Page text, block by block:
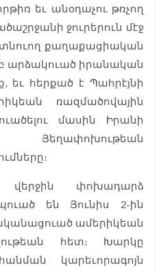
եւ անօդաչու թռչող
ջուրերուն մէջ
քաղաքացիական
արձակուած իրանական
եւ հերքած է Պահրէյնի
ռազմածովային
մասին Իրանի
վերջին փոխադարձ
են Յունիս 2-ին
ամերիկեան
հետ։ Խարկը
կարեւորագոյն